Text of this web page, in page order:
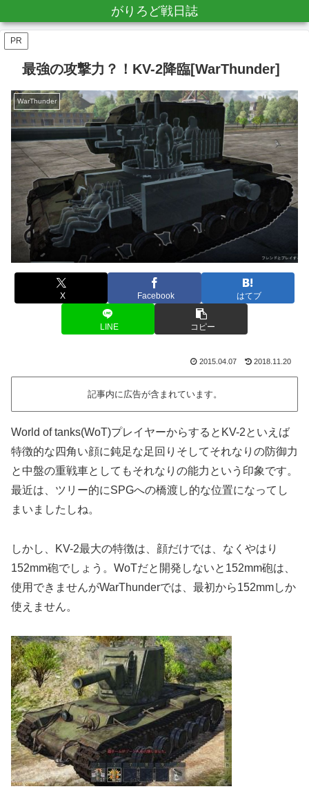
がりろど戦日誌
PR
最強の攻撃力？！KV-2降臨[WarThunder]
WarThunder
X Facebook はてブ
LINE コピー
2015.04.07 2018.11.20
記事内に広告が含まれています。
World of tanks(WoT)プレイヤーからするとKV-2といえば
特徴的な四角い顔に鈍足な足回りそしてそれなりの防御力
と中盤の重戦車としてもそれなりの能力という印象です。
最近は、ツリー的にSPGへの橋渡し的な位置になってし
まいましたしね。
しかし、KV-2最大の特徴は、顔だけでは、なくやはり
152mm砲でしょう。WoTだと開発しないと152mm砲は、
使用できませんがWarThunderでは、最初から152mmしか
使えません。